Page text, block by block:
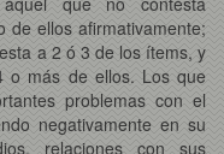
ellos afirmativamente;
a 2 ó 3 de los ítems, y
o más de ellos. Los que
problemas con el
negativamente en su
relaciones con sus